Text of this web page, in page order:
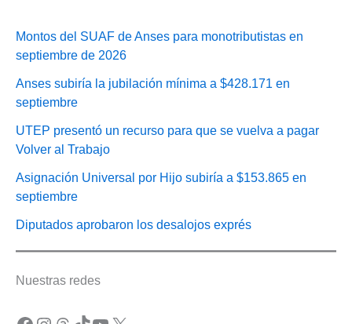
Montos del SUAF de Anses para monotributistas en
septiembre de 2026
Anses subiría la jubilación mínima a $428.171 en
septiembre
UTEP presentó un recurso para que se vuelva a pagar
Volver al Trabajo
Asignación Universal por Hijo subiría a $153.865 en
septiembre
Diputados aprobaron los desalojos exprés
Nuestras redes